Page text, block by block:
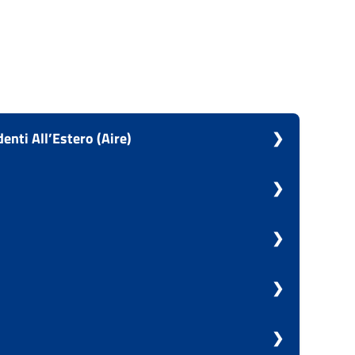
All’Estero (Aire)
sostitutive di atto di notorietà
elettorali